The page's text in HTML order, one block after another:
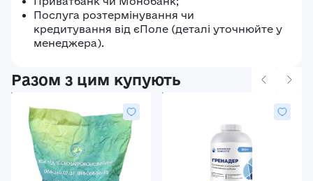
Послуга розтермінування чи
кредитування від єПоле (деталі уточнюйте у
менеджера).
Разом з цим купують